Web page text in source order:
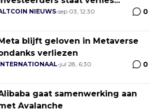
NIEUWS•sep 03, 12:30 0
blijft geloven in Metaverse
verliezen
•jul 28, 6:30 0
gaat samenwerking aan
Avalanche